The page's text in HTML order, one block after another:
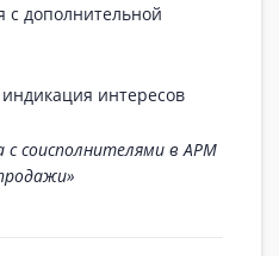
с дополнительной
соисполнителями в АРМ